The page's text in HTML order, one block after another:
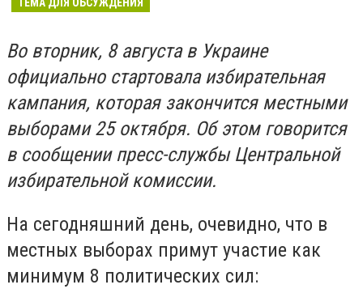
Во вторник, 8 августа в Украине
официально стартовала избирательная
кампания, которая закончится местными
выборами 25 октября. Об этом говорится
в сообщении пресс-службы Центральной
избирательной комиссии.
На сегодняшний день, очевидно, что в
местных выборах примут участие как
минимум 8 политических сил: